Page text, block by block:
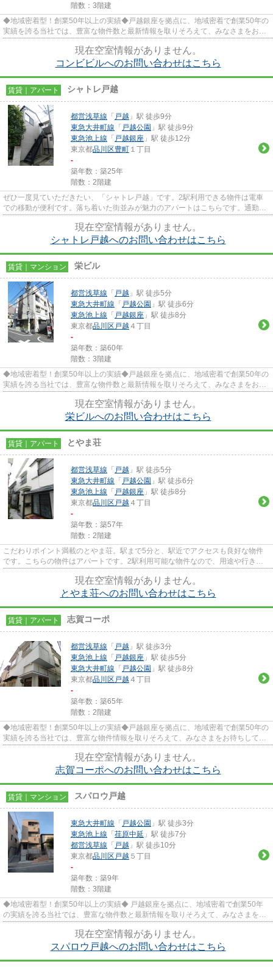
階数：3階建
◆地域密着型！創業50年以上の実績◆戸越銀座を拠点に、地域密着で創業50年の
実績を誇る当社では、豊富な物件数と最新情報を取りそろえて、みなさまをお待
現在空室情報がありません。
コンビビルへのお問い合わせはこちら
賃貸｜アパート シャトレ戸越
都営浅草線 「 戸越 」駅 徒歩9分
東急大井町線 「 戸越公園 」駅 徒歩9分
東急池上線 「 戸越銀座 」駅 徒歩12分
東京都品川区豊町 １丁目
-
築年数：築25年
階数：2階建
ぜひ一度見ていただきたい、「シャトレ戸越」です。2駅利用できる物件は電車
での移動が便利です。落ち着いた街並みが魅力のアパートはこちらです。通勤や
現在空室情報がありません。
シャトレ戸越へのお問い合わせはこちら
賃貸｜マンション 栄ビル
都営浅草線 「 戸越 」駅 徒歩5分
東急大井町線 「 戸越公園 」駅 徒歩6分
東急池上線 「 戸越銀座 」駅 徒歩8分
東京都品川区 戸越 ４丁目
-
築年数：築60年
階数：3階建
◆地域密着型！創業50年以上の実績◆戸越銀座を拠点に、地域密着で創業50年の
実績を誇る当社では、豊富な物件数と最新情報を取りそろえて、みなさまをお待
現在空室情報がありません。
栄ビルへのお問い合わせはこちら
賃貸｜アパート とやま荘
都営浅草線 「 戸越 」駅 徒歩5分
東急大井町線 「 戸越公園 」駅 徒歩6分
東急池上線 「 戸越銀座 」駅 徒歩8分
東京都品川区 戸越 ４丁目
-
築年数：築57年
階数：2階建
こだわりポイント満載のとやま荘。駅まで5分と、駅近でアクセスも良好な物件
です。こちらの物件はアパートです。2駅利用可能な物件なので、用途や行き先
現在空室情報がありません。
とやま荘へのお問い合わせはこちら
賃貸｜アパート 志賀コーポ
都営浅草線 「 戸越 」駅 徒歩3分
東急池上線 「 戸越銀座 」駅 徒歩5分
東急大井町線 「 戸越公園 」駅 徒歩8分
東京都品川区 戸越 ４丁目
-
築年数：築65年
階数：2階建
◆地域密着型！創業50年以上の実績◆戸越銀座を拠点に、地域密着で創業50年の
実績を誇る当社では、豊富な物件情報を取りそろえて、みなさまをお待ちしてお
現在空室情報がありません。
志賀コーポへのお問い合わせはこちら
賃貸｜マンション スパロウ戸越
東急大井町線 「 戸越公園 」駅 徒歩3分
東急池上線 「 荏原中延 」駅 徒歩7分
都営浅草線 「 戸越 」駅 徒歩10分
東京都品川区 戸越 ５丁目
-
築年数：築9年
階数：3階建
◆地域密着型！創業50年以上の実績◆ 戸越銀座を拠点に、地域密着で創業50年
の実績を誇る当社では、豊富な物件数と最新情報を取りそろえて、みなさまをお
現在空室情報がありません。
スパロウ戸越へのお問い合わせはこちら